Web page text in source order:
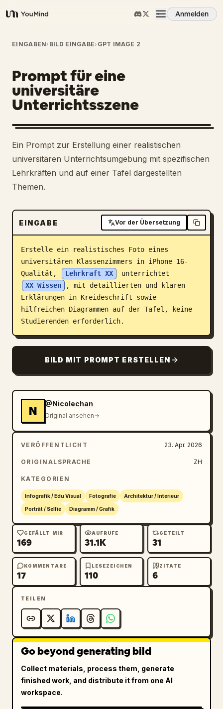
YouMind
Anmelden
Übersicht
Anwendungsfälle
Fähigkeiten
Prompts
Preise
Blog
Updates
EINGABEN› BILD EINGABE› GPT IMAGE 2
Prompt für eine
universitäre
Unterrichtsszene
Ein Prompt zur Erstellung einer realistischen
universitären Unterrichtsumgebung mit spezifischen
Lehrkräften und auf einer Tafel dargestellten
Themen.
EINGABE Vor der Übersetzung
Erstelle ein realistisches Foto eines
universitären Klassenzimmers in iPhone 16-
Qualität,
Lehrkraft XX
unterrichtet
XX Wissen
, mit detaillierten und klaren
Erklärungen in Kreideschrift sowie
hilfreichen Diagrammen auf der Tafel, keine
Studierenden erforderlich.
BILD MIT PROMPT ERSTELLEN
N
@Nicolechan
Original ansehen
VERÖFFENTLICHT 23. Apr. 2026
ORIGINALSPRACHE ZH
KATEGORIEN
Infografik / Edu Visual Fotografie Architektur / Interieur
Porträt / Selfie Diagramm / Grafik
GEFÄLLT MIR
169
AUFRUFE
31.1K
GETEILT
31
KOMMENTARE
17
LESEZEICHEN
110
ZITATE
6
TEILEN
Go beyond generating bild
Collect materials, process them, generate
finished work, and distribute it from one AI
workspace.